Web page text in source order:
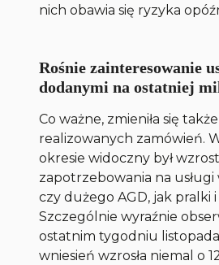
nich obawia się ryzyka
Rośnie zainteresowanie
dodanymi na ostatniej
Co ważne, zmieniła się
realizowanych zamówień.
okresie widoczny był wzrost
zapotrzebowania na usługi
czy dużego AGD, jak pralki
Szczególnie wyraźnie
ostatnim tygodniu
wniesień wzrosła niemal o